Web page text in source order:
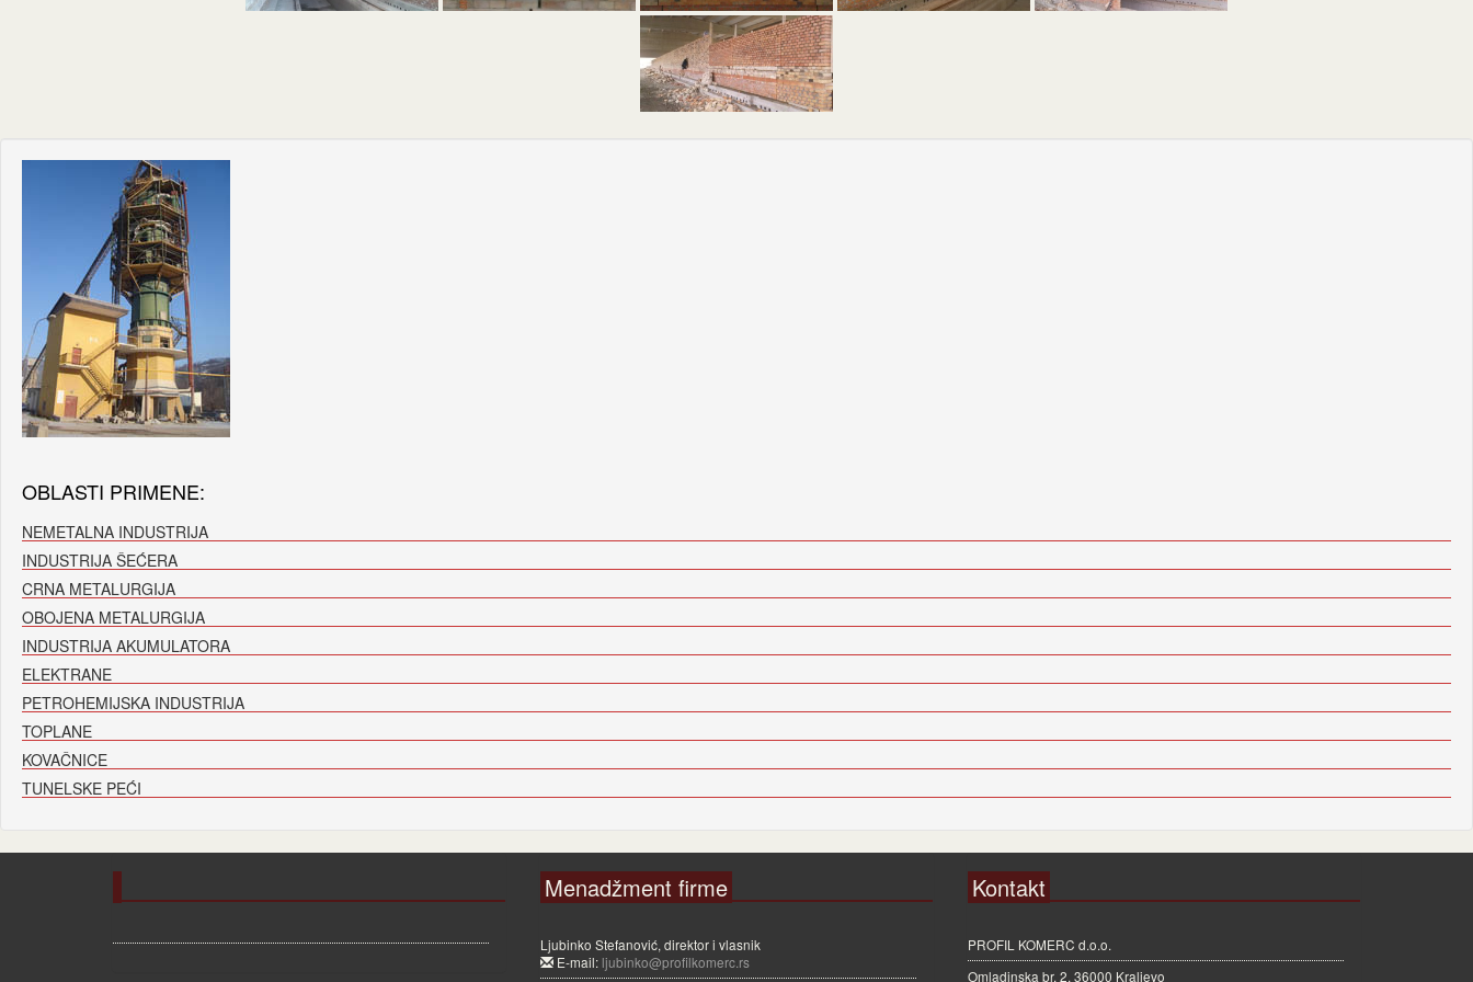
OBLASTI PRIMENE:
NEMETALNA INDUSTRIJA
INDUSTRIJA ŠEĆERA
CRNA METALURGIJA
OBOJENA METALURGIJA
INDUSTRIJA AKUMULATORA
ELEKTRANE
PETROHEMIJSKA INDUSTRIJA
TOPLANE
KOVAČNICE
TUNELSKE PEĆI
Menadžment firme
Ljubinko Stefanović, direktor i vlasnik
E-mail: ljubinko@profilkomerc.rs
Kontakt
PROFIL KOMERC d.o.o.
Omladinska br. 2, 36000 Kraljevo